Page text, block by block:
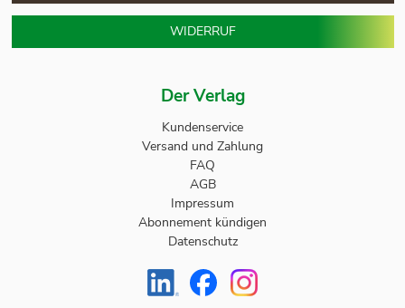
Der Verlag
Kundenservice
Versand und Zahlung
FAQ
AGB
Impressum
Abonnement kündigen
Datenschutz
WIDERRUF